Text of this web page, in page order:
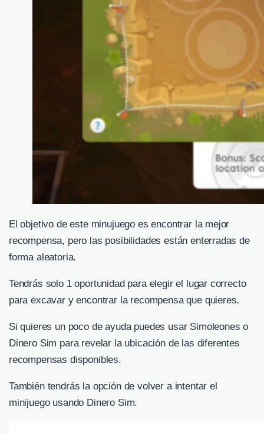
El objetivo de este minujuego es encontrar la mejor
recompensa, pero las posibilidades están enterradas de
forma aleatoria.
Tendrás solo 1 oportunidad para elegir el lugar correcto
para excavar y encontrar la recompensa que quieres.
Si quieres un poco de ayuda puedes usar Simoleones o
Dinero Sim para revelar la ubicación de las diferentes
recompensas disponibles.
También tendrás la opción de volver a intentar el
minijuego usando Dinero Sim.